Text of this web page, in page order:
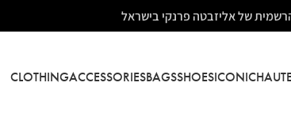
של אליזבטה פרנקי בישראל
CLOTHINGACCESSORIESBAGSSHOESICONIC